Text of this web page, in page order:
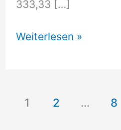
333,33 […]
Kostenbeispiel
beim
Weiterlesen »
1 2 … 8